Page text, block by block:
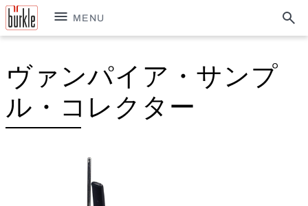
MENU
ヴァンパイア・サンプ
ル・コレクター